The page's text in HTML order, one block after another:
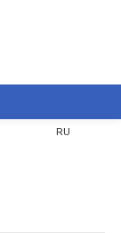
RU